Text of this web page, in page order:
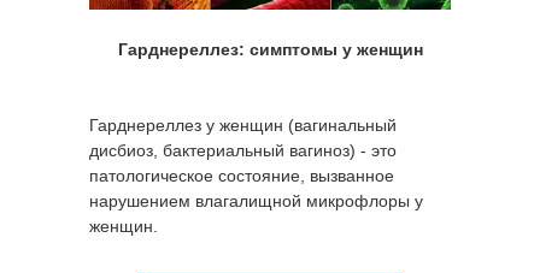
Гарднереллез: симптомы у женщин
Гарднереллез у женщин (вагинальный
дисбиоз, бактериальный вагиноз) - это
патологическое состояние, вызванное
нарушением влагалищной микрофлоры у
женщин.